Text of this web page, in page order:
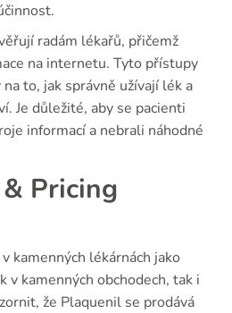
radám lékařů, přičemž
na internetu. Tyto přístupy
to, jak správně užívají lék a
Je důležité, aby se pacienti
informací a nebrali náhodné
Pricing
kamenných lékárnách jako
v kamenných obchodech, tak i
že Plaquenil se prodává